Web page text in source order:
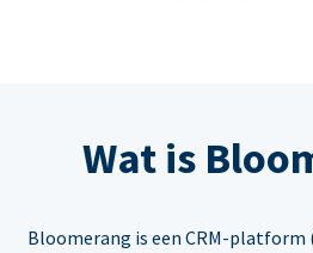
Wat is
Bloomerang is een CRM-